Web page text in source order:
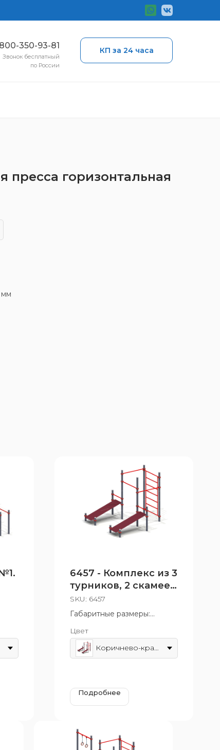
КП за 24 часа
350-93-81
Звонок бесплатный
по России
пресса горизонтальная
мм
6457 - Комплекс из 3
турников, 2 скамеек
для пресса и
шведской стенки
SKU: 6457
Габаритные размеры:
Возрастная группа: от 14 лет
Цвет
Коричнево-красный
Подробнее